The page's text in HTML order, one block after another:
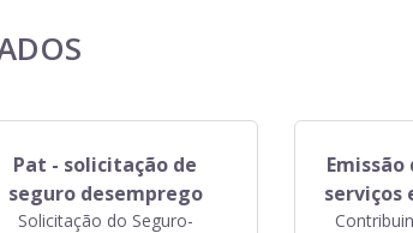
Pat - solicitação de
seguro desemprego
Solicitação do Seguro-
serviços